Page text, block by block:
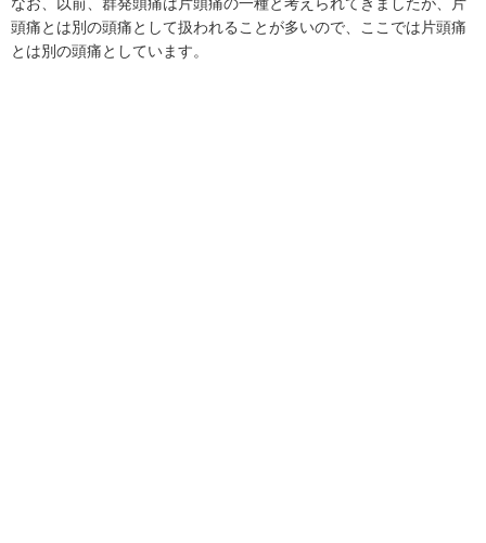
頭痛とは別の頭痛として扱われることが多いので、ここでは片頭痛
とは別の頭痛としています。